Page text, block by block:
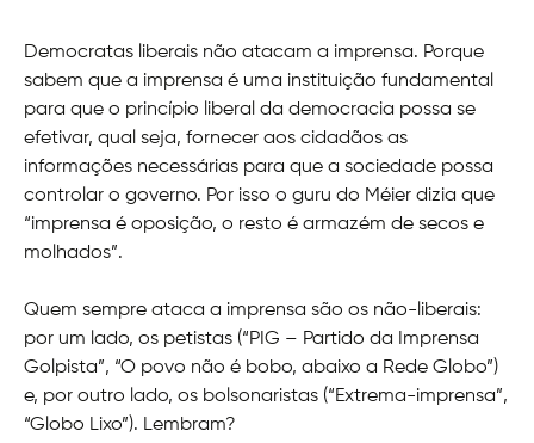
Democratas liberais não atacam a imprensa. Porque
sabem que a imprensa é uma instituição fundamental
para que o princípio liberal da democracia possa se
efetivar, qual seja, fornecer aos cidadãos as
informações necessárias para que a sociedade possa
controlar o governo. Por isso o guru do Méier dizia que
“imprensa é oposição, o resto é armazém de secos e
molhados”.
Quem sempre ataca a imprensa são os não-liberais:
por um lado, os petistas (“PIG – Partido da Imprensa
Golpista”, “O povo não é bobo, abaixo a Rede Globo”)
e, por outro lado, os bolsonaristas (“Extrema-imprensa”,
“Globo Lixo”). Lembram?